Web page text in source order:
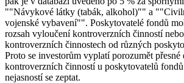
""Návykové látky (tabák, alkohol)"" a
vojenské vybavení"". Poskytovatelé fondů
rozsah vyloučení kontroverzních činností
kontroverzních činnostech od různých
Proto se investorům vyplatí porozumět
kontroverzních činností u poskytovatelů
nejasností se zeptat.